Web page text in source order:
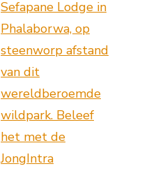
Sefapane Lodge in
Phalaborwa, op
steenworp afstand
van dit
wereldberoemde
wildpark. Beleef
het met de
JongIntra